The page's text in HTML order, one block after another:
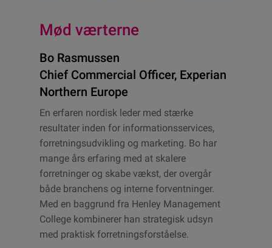
Mød værterne
Bo Rasmussen
Chief Commercial Officer, Experian
Northern Europe
En erfaren nordisk leder med stærke
resultater inden for informationsservices,
forretningsudvikling og marketing. Bo har
mange års erfaring med at skalere
forretninger og skabe vækst, der overgår
både branchens og interne forventninger.
Med en baggrund fra Henley Management
College kombinerer han strategisk udsyn
med praktisk forretningsforståelse.